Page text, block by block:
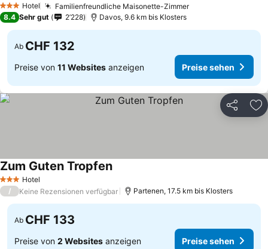
3 SterneHotel Familienfreundliche Maisonette-Zimmer
8.4 Sehr gut 2’228 Davos, 9.6 km bis Klosters
Ab CHF 132
Preise von 11 Websites anzeigen Preise sehen
Teilen
3 SterneHotel
Zum Guten Tropfen
/ Keine Rezensionen verfügbar Partenen, 17.5 km bis Klosters
Ab CHF 133
Preise von 2 Websites anzeigen Preise sehen